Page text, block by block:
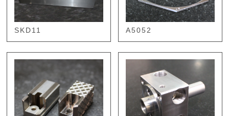
SKD11 A5052